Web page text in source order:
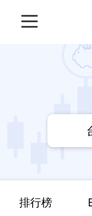
排行榜